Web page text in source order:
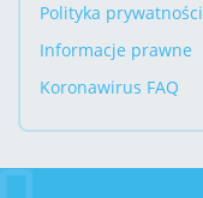
Polityka prywatności
Informacje prawne
Koronawirus FAQ